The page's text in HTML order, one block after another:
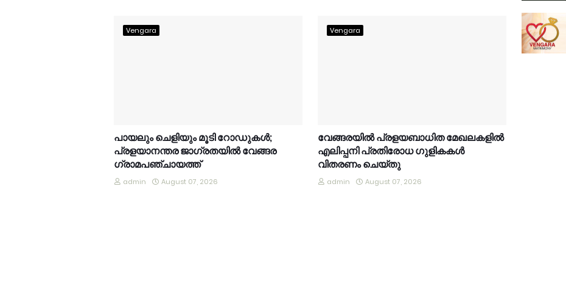
Vengara
പായലും ചെളിയും മൂടി റോഡുകൾ;
പ്രളയാനന്തര ജാഗ്രതയിൽ വേങ്ങര
ഗ്രാമപഞ്ചായത്ത്
admin August 07, 2026
Vengara
വേങ്ങരയിൽ പ്രളയബാധിത മേഖലകളിൽ
എലിപ്പനി പ്രതിരോധ ഗുളികകൾ
വിതരണം ചെയ്തു
admin August 07, 2026